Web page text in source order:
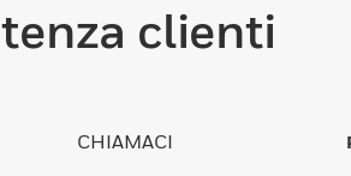
clienti
CHIAMACI